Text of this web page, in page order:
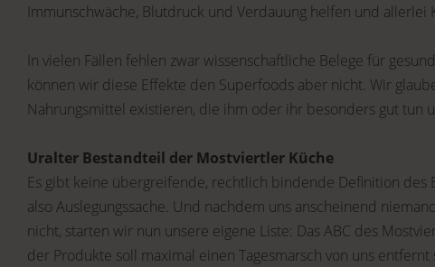
Immunschwäche, Blutdruck und Verdauung helfen und allerlei
In vielen Fällen fehlen zwar wissenschaftliche Belege für
können wir diese Effekte den Superfoods aber nicht. Wir
Nahrungsmittel existieren, die ihm oder ihr besonders gut tun
Uralter Bestandteil der Mostviertler Küche
Es gibt keine übergreifende, rechtlich bindende Definition
also Auslegungssache. Und nachdem uns anscheinend
nicht, starten wir nun unsere eigene Liste: Das ABC des
der Produkte soll maximal einen Tagesmarsch von uns